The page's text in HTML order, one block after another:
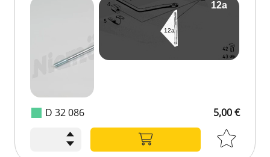
D 32 086 5,00 €